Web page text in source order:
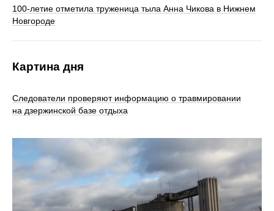
100‑летие отметила труженица тыла Анна Чикова в Нижнем
Новгороде
Картина дня
Следователи проверяют информацию о травмировании
на дзержинской базе отдыха